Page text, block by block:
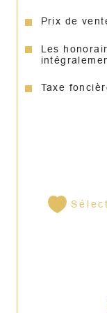
idéale pour
Côté
• Bonne
• Terrain
Un bien
Prix de
Les
Taxe